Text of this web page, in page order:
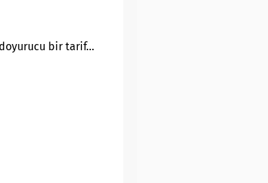
bir tarif…